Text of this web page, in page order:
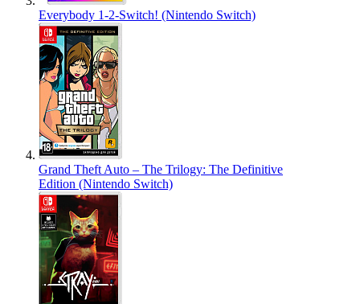
Everybody 1-2-Switch! (Nintendo Switch)
Grand Theft Auto – The Trilogy: The Definitive
Edition (Nintendo Switch)